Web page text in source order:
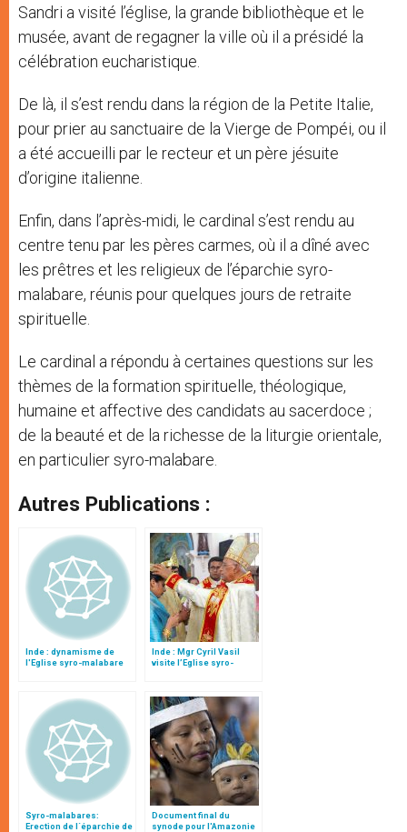
Sandri a visité l’église, la grande bibliothèque et le
musée, avant de regagner la ville où il a présidé la
célébration eucharistique.
De là, il s’est rendu dans la région de la Petite Italie,
pour prier au sanctuaire de la Vierge de Pompéi, ou il
a été accueilli par le recteur et un père jésuite
d’origine italienne.
Enfin, dans l’après-midi, le cardinal s’est rendu au
centre tenu par les pères carmes, où il a dîné avec
les prêtres et les religieux de l’éparchie syro-
malabare, réunis pour quelques jours de retraite
spirituelle.
Le cardinal a répondu à certaines questions sur les
thèmes de la formation spirituelle, théologique,
humaine et affective des candidats au sacerdoce ;
de la beauté et de la richesse de la liturgie orientale,
en particulier syro-malabare.
Autres Publications :
Inde : dynamisme de
l'Eglise syro-malabare
Inde : Mgr Cyril Vasil
visite l’Eglise syro-
Syro-malabares:
Erection de l´éparchie de
Document final du
synode pour l'Amazonie